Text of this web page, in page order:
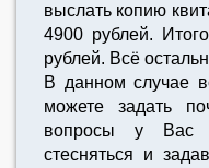
выслать копию
4900 рублей.
рублей. Всё
В данном случае
можете задать
вопросы у Вас
стесняться и